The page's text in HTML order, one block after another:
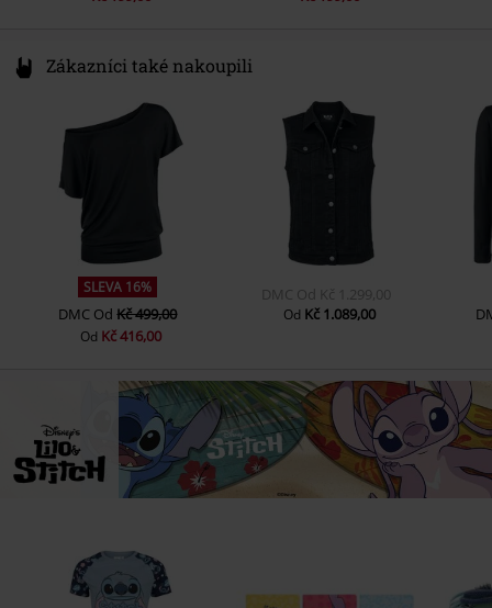
Zákazníci také nakoupili
SLEVA 16%
DMC OdKč 499,00
Od Kč 416,00
DMC Od Kč 1.299,00
Od Kč 1.089,00